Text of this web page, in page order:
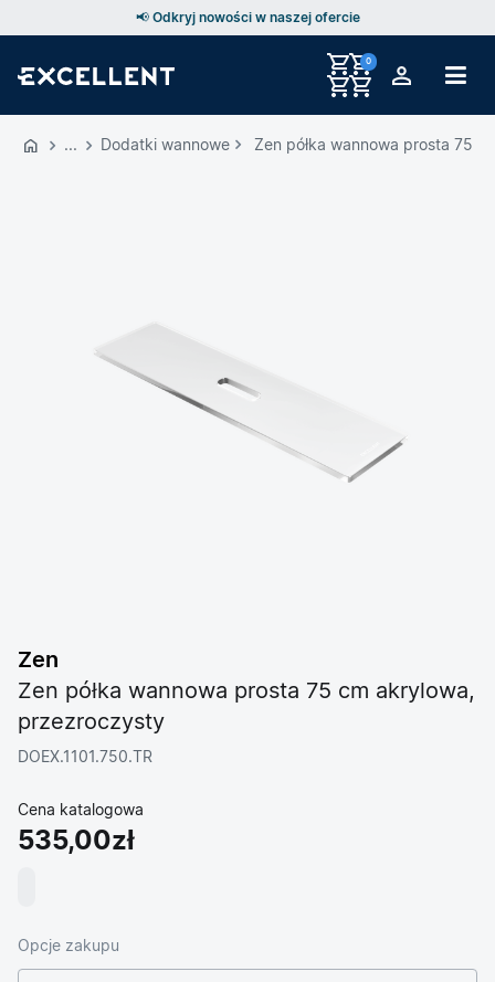
📢 Odkryj nowości w naszej ofercie
0
Dodatki wannowe Zen półka wannowa prosta 75
Zen
Zen półka wannowa prosta 75 cm akrylowa,
przezroczysty
DOEX.1101.750.TR
Cena katalogowa
535,00zł
Opcje zakupu